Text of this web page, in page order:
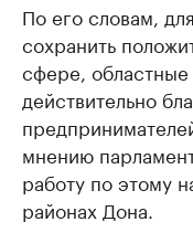
По его словам,
сохранить
сфере, областные
действительно
мнению
работу по этому
районах Дона.